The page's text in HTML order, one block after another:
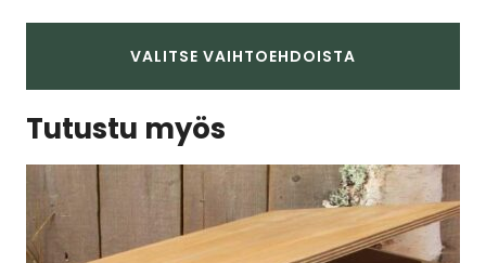
VALITSE VAIHTOEHDOISTA
tuotteella
on
useampi
muunnelma.
Voit
Tutustu myös